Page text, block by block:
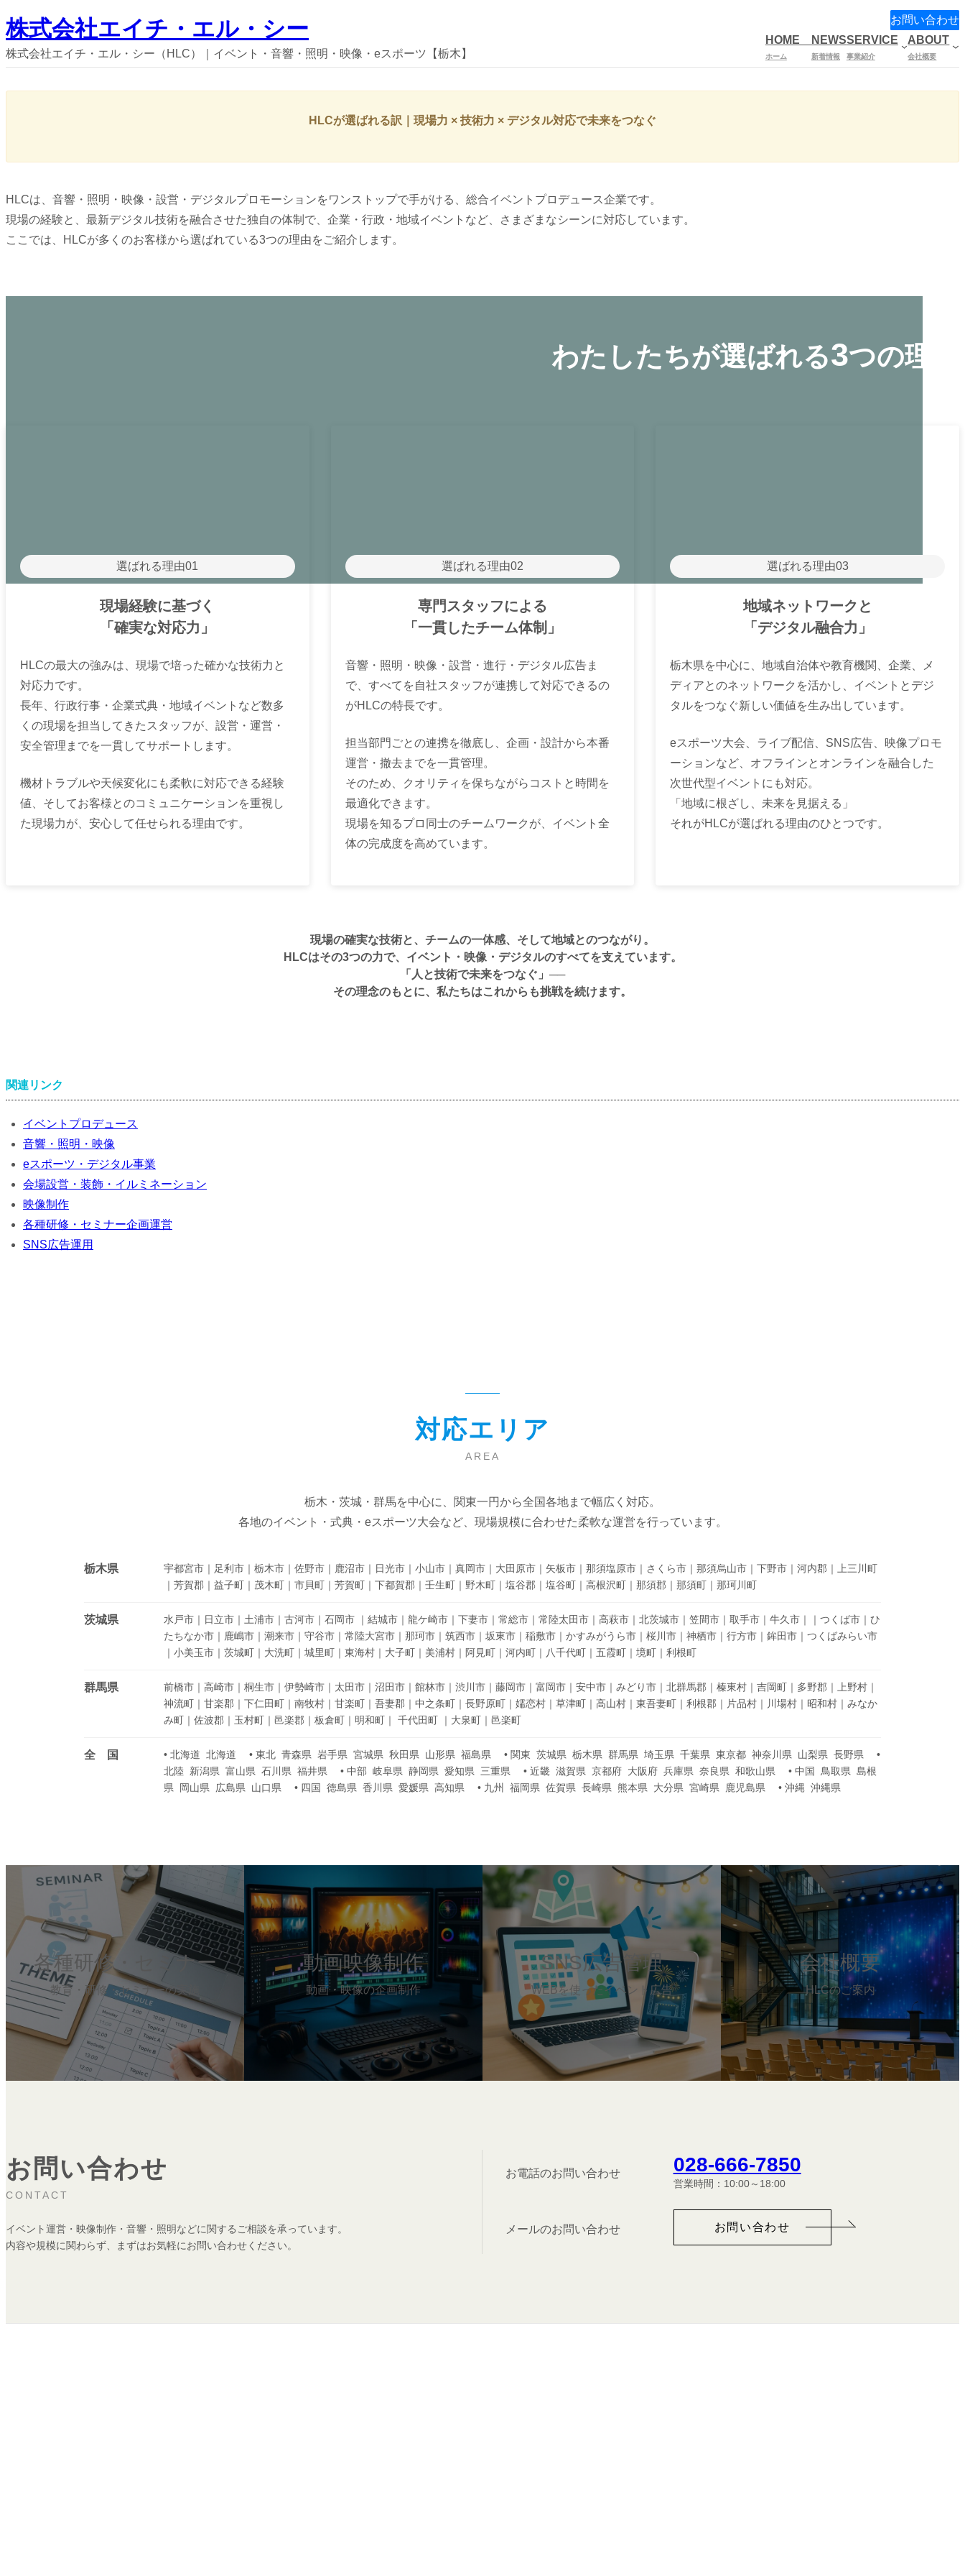
内
容
を
キ
株式会社エイチ・エル・シー
株式会社エイチ・エル・シー（HLC）｜イベント・音響・照明・映像・eスポーツ【栃木】
お問い合わせ
HOME
ホーム
NEWS
新着情報
SERVICE
事業紹介
ABOUT
会社概要
HLCが選ばれる訳｜現場力 × 技術力 × デジタル対応で未来をつなぐ
HLCは、音響・照明・映像・設営・デジタルプロモーションをワンストップで手がける、総合イベントプロデュース企業です。
現場の経験と、最新デジタル技術を融合させた独自の体制で、企業・行政・地域イベントなど、さまざまなシーンに対応しています。
ここでは、HLCが多くのお客様から選ばれている3つの理由をご紹介します。
わたしたちが選ばれる3つの理由
選ばれる理由01
現場経験に基づく
「確実な対応力」
HLCの最大の強みは、現場で培った確かな技術力と
対応力です。
長年、行政行事・企業式典・地域イベントなど数多
くの現場を担当してきたスタッフが、設営・運営・
安全管理までを一貫してサポートします。
機材トラブルや天候変化にも柔軟に対応できる経験
値、そしてお客様とのコミュニケーションを重視し
た現場力が、安心して任せられる理由です。
選ばれる理由02
専門スタッフによる
「一貫したチーム体制」
音響・照明・映像・設営・進行・デジタル広告ま
で、すべてを自社スタッフが連携して対応できるの
がHLCの特長です。
担当部門ごとの連携を徹底し、企画・設計から本番
運営・撤去までを一貫管理。
そのため、クオリティを保ちながらコストと時間を
最適化できます。
現場を知るプロ同士のチームワークが、イベント全
体の完成度を高めています。
選ばれる理由03
地域ネットワークと
「デジタル融合力」
栃木県を中心に、地域自治体や教育機関、企業、メ
ディアとのネットワークを活かし、イベントとデジ
タルをつなぐ新しい価値を生み出しています。
eスポーツ大会、ライブ配信、SNS広告、映像プロモ
ーションなど、オフラインとオンラインを融合した
次世代型イベントにも対応。
「地域に根ざし、未来を見据える」
それがHLCが選ばれる理由のひとつです。
現場の確実な技術と、チームの一体感、そして地域とのつながり。
HLCはその3つの力で、イベント・映像・デジタルのすべてを支えています。
「人と技術で未来をつなぐ」──
その理念のもとに、私たちはこれからも挑戦を続けます。
関連リンク
イベントプロデュース
音響・照明・映像
eスポーツ・デジタル事業
会場設営・装飾・イルミネーション
映像制作
各種研修・セミナー企画運営
SNS広告運用
対応エリア
AREA
栃木・茨城・群馬を中心に、関東一円から全国各地まで幅広く対応。
各地のイベント・式典・eスポーツ大会など、現場規模に合わせた柔軟な運営を行っています。
栃木県
宇都宮市｜足利市｜栃木市｜佐野市｜鹿沼市｜日光市｜小山市｜真岡市｜大田原市｜矢板市｜那須塩原市｜さくら市｜那須烏山市｜下野市｜河内郡｜上三川町
｜芳賀郡｜益子町｜茂木町｜市貝町｜芳賀町｜下都賀郡｜壬生町｜野木町｜塩谷郡｜塩谷町｜高根沢町｜那須郡｜那須町｜那珂川町
茨城県
水戸市｜日立市｜土浦市｜古河市｜石岡市 ｜結城市｜龍ケ崎市｜下妻市｜常総市｜常陸太田市｜高萩市｜北茨城市｜笠間市｜取手市｜牛久市｜｜つくば市｜ひ
たちなか市｜鹿嶋市｜潮来市｜守谷市｜常陸大宮市｜那珂市｜筑西市｜坂東市｜稲敷市｜かすみがうら市｜桜川市｜神栖市｜行方市｜鉾田市｜つくばみらい市
｜小美玉市｜茨城町｜大洗町｜城里町｜東海村｜大子町｜美浦村｜阿見町｜河内町｜八千代町｜五霞町｜境町｜利根町
群馬県
前橋市｜高崎市｜桐生市｜伊勢崎市｜太田市｜沼田市｜館林市｜渋川市｜藤岡市｜富岡市｜安中市｜みどり市｜北群馬郡｜榛東村｜吉岡町｜多野郡｜上野村｜
神流町｜甘楽郡｜下仁田町｜南牧村｜甘楽町｜吾妻郡｜中之条町｜長野原町｜嬬恋村｜草津町｜高山村｜東吾妻町｜利根郡｜片品村｜川場村｜昭和村｜みなか
み町｜佐波郡｜玉村町｜邑楽郡｜板倉町｜明和町｜ 千代田町 ｜大泉町｜邑楽町
全 国
• 北海道 北海道 • 東北 青森県 岩手県 宮城県 秋田県 山形県 福島県 • 関東 茨城県 栃木県 群馬県 埼玉県 千葉県 東京都 神奈川県 山梨県 長野県 •
北陸 新潟県 富山県 石川県 福井県 • 中部 岐阜県 静岡県 愛知県 三重県 • 近畿 滋賀県 京都府 大阪府 兵庫県 奈良県 和歌山県 • 中国 鳥取県 島根
県 岡山県 広島県 山口県 • 四国 徳島県 香川県 愛媛県 高知県 • 九州 福岡県 佐賀県 長崎県 熊本県 大分県 宮崎県 鹿児島県 • 沖縄 沖縄県
各種研修・セミナー
教育・研修・セミナーの実施
ン
動画映像制作
動画・映像の企画制作
バ
ー
リ
ン
ク
SNS広告管理
WEBを使ったイベント広告
カ
会社概要
HLCのご案内
カ
ー
ン
ク
お問い合わせ
CONTACT
イベント運営・映像制作・音響・照明などに関するご相談を承っています。
内容や規模に関わらず、まずはお気軽にお問い合わせください。
お電話のお問い合わせ 028-666-7850
営業時間：10:00～18:00
メールのお問い合わせ お問い合わせ